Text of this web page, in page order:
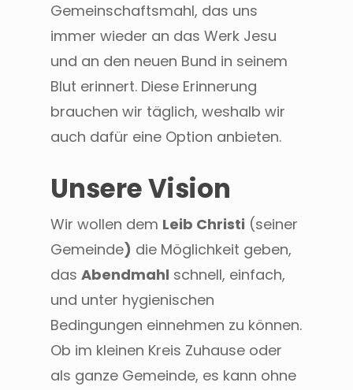
Gemeinschaftsmahl, das uns
immer wieder an das Werk Jesu
und an den neuen Bund in seinem
Blut erinnert. Diese Erinnerung
brauchen wir täglich, weshalb wir
auch dafür eine Option anbieten.
Unsere Vision
Wir wollen dem Leib Christi (seiner
Gemeinde) die Möglichkeit geben,
dasAbendmahl schnell, einfach,
und unter hygienischen
Bedingungen einnehmen zu können.
Ob im kleinen Kreis Zuhause oder
als ganze Gemeinde, es kann ohne